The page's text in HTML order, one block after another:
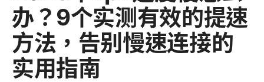
办？9个实测有效的提速
方法，告别慢速连接的
实用指南